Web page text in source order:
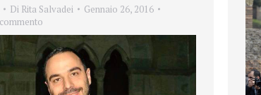
Di Rita Salvadei
Gennaio 26, 2016